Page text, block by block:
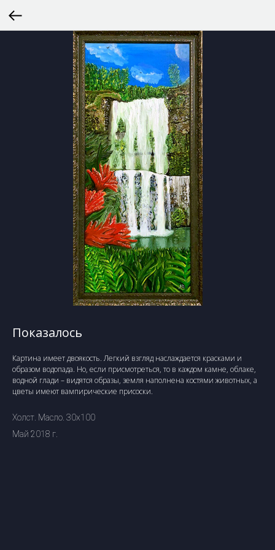
Показалось
Картина имеет двоякость. Легкий взгляд наслаждается красками и
образом водопада. Но, если присмотреться, то в каждом камне, облаке,
водной глади – видятся образы, земля наполнена костями животных, а
цветы имеют вампирические присоски.
Холст. Масло. 30х100
Май 2018 г.